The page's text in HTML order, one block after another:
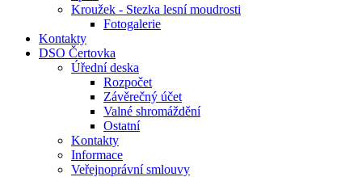
Kroužek - Stezka lesní moudrosti
Fotogalerie
Kontakty
DSO Čertovka
Úřední deska
Rozpočet
Závěrečný účet
Valné shromáždění
Ostatní
Kontakty
Informace
Veřejnoprávní smlouvy